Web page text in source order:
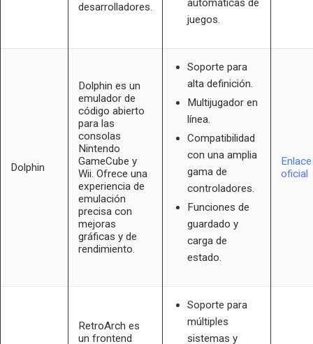
desarrolladores.
automáticas de
juegos.
Dolphin
Dolphin es un
emulador de
código abierto
para las
consolas
Nintendo
GameCube y
Wii. Ofrece una
experiencia de
emulación
precisa con
mejoras
gráficas y de
rendimiento.
Soporte para
alta definición.
Multijugador en
línea.
Compatibilidad
con una amplia
gama de
controladores.
Funciones de
guardado y
carga de
estado.
Enlace
oficial
RetroArch es
un frontend
Soporte para
múltiples
sistemas y